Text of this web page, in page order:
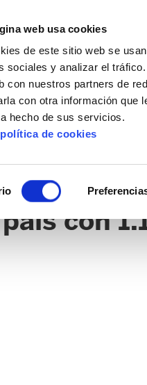
web usa cookies
de este sitio web se
sociales y analizar el
con nuestros partners de
con otra información que
hecho de sus servicios.
de cookies
ROBLES-ARANGIZ
con